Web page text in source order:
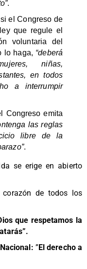
.
el Congreso de
que regule el
voluntaria del
lo haga, “deberá
niñas,
en todos
a interrumpir
Congreso emita
las reglas
libre de la
.
se erige en abierto
de todos los
que respetamos la
”El derecho a